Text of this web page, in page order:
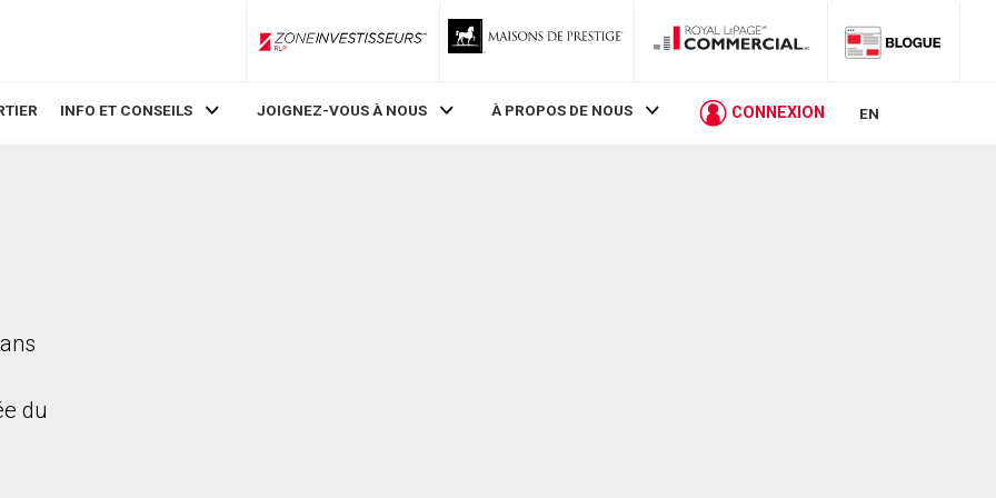
ZoneInvestisseurs RLP
INFO ET CONSEILS JOIGNEZ-VOUS À NOUS À PROPOS DE NOUS CONNEXION EN
du